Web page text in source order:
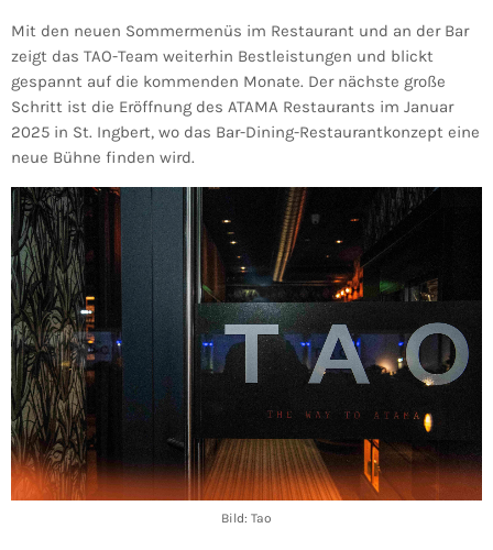
Mit den neuen Sommermenüs im Restaurant und an der Bar
zeigt das TAO-Team weiterhin Bestleistungen und blickt
gespannt auf die kommenden Monate. Der nächste große
Schritt ist die Eröffnung des ATAMA Restaurants im Januar
2025 in St. Ingbert, wo das Bar-Dining-Restaurantkonzept eine
neue Bühne finden wird.
Bild: Tao